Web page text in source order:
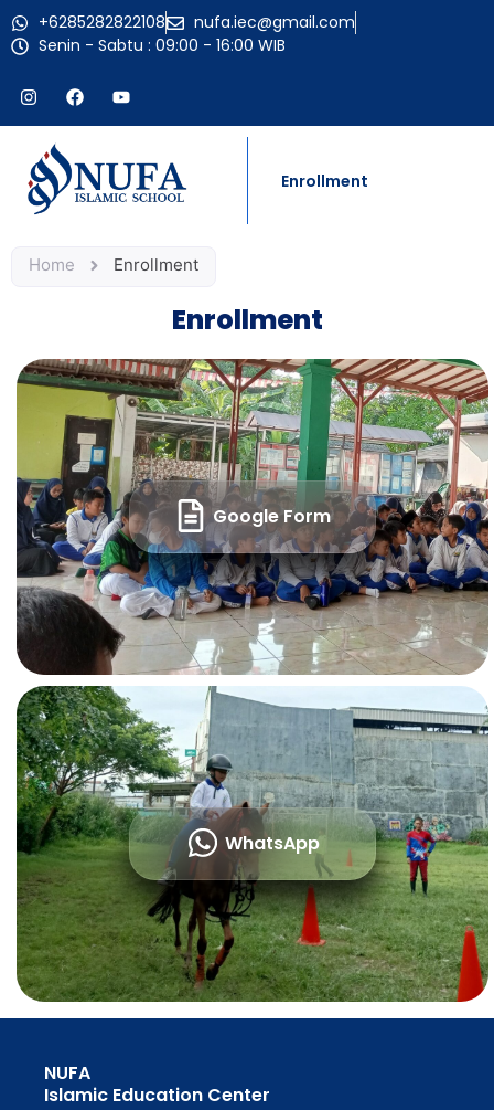
+6285282822108
nufa.iec@gmail.com
Senin - Sabtu : 09:00 - 16:00 WIB
Enrollment
Home Enrollment
Enrollment
Google Form
WhatsApp
NUFA
Islamic Education Center